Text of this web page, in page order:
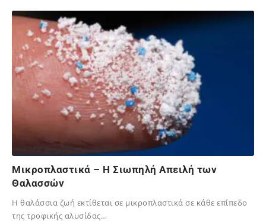
Μικροπλαστικά – Η Σιωπηλή Απειλή των
Θαλασσών
Η θαλάσσια ζωή εκτίθεται σε μικροπλαστικά σε κάθε επίπεδο
της τροφικής αλυσίδας…